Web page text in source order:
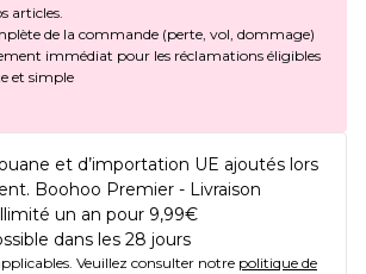
articles.
de la commande (perte, vol, dommage)
immédiat pour les réclamations éligibles
et simple
et d’importation UE ajoutés lors
Boohoo Premier - Livraison
un an pour 9,99€
dans les 28 jours
Veuillez consulter notre politique de